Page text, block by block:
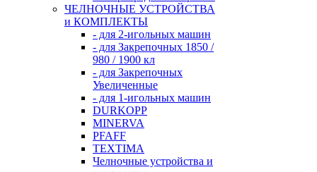
ЧЕЛНОЧНЫЕ УСТРОЙСТВА
и КОМПЛЕКТЫ
- для 2-игольных машин
- для Закрепочных 1850 /
980 / 1900 кл
- для Закрепочных
Увеличенные
- для 1-игольных машин
DURKOPP
MINERVA
PFAFF
TEXTIMA
Челночные устройства и